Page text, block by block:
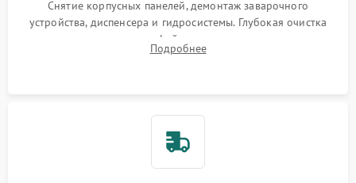
Снятие корпусных панелей, демонтаж заварочного
устройства, диспенсера и гидросистемы. Глубокая очистка
внутренних узлов от кофейных масел, жмыха и накипи.
Промывка дренажных каналов и фильтров с использованием
Подробнее